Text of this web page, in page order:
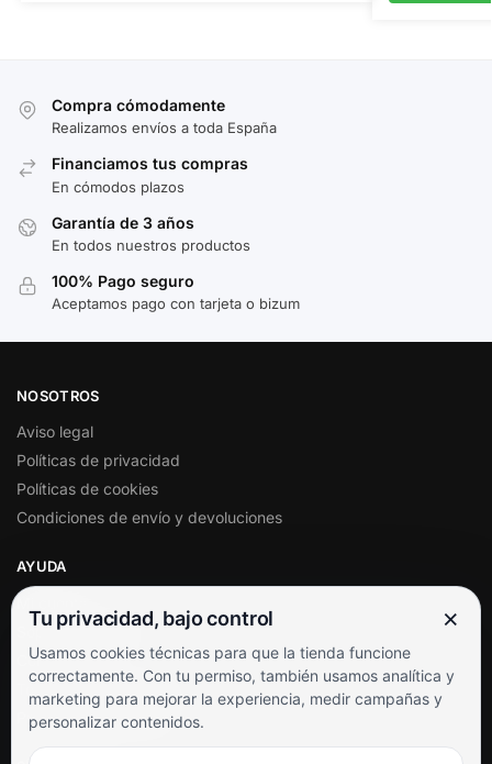
Compra cómodamente
Realizamos envíos a toda España
Financiamos tus compras
En cómodos plazos
Garantía de 3 años
En todos nuestros productos
100% Pago seguro
Aceptamos pago con tarjeta o bizum
NOSOTROS
Aviso legal
Políticas de privacidad
Políticas de cookies
Condiciones de envío y devoluciones
AYUDA
Soporte al cliente
Contacto
Términos y condiciones
Preguntas frecuentes
Tu privacidad, bajo control ×
Usamos cookies técnicas para que la tienda funcione
correctamente. Con tu permiso, también usamos analítica y
marketing para mejorar la experiencia, medir campañas y
personalizar contenidos.